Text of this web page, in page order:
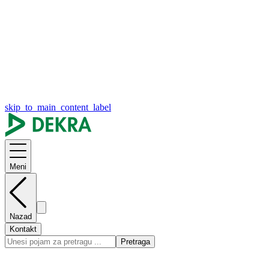
skip_to_main_content_label
Meni
Nazad
Kontakt
Pretraga